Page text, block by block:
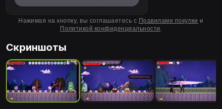
Нажимая на кнопку, вы соглашаетесь с Правилами покупки и
Политикой конфиденциальности.
Скриншоты